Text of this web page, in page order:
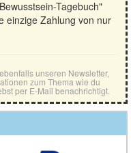
Tagebuch"
einzige Zahlung von nur
unseren Newsletter,
zum Thema wie du
per E-Mail benachrichtigt.